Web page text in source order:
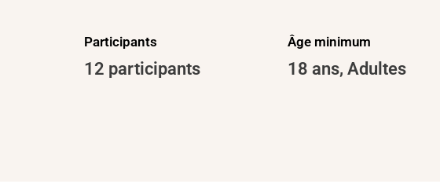
Participants
12 participants
Âge minimum
18 ans,Adultes